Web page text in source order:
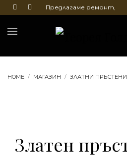
Предлагаме ремонт,
на бижута
HOME МАГАЗИН ЗЛАТНИ ПРЪСТЕНИ
Златен